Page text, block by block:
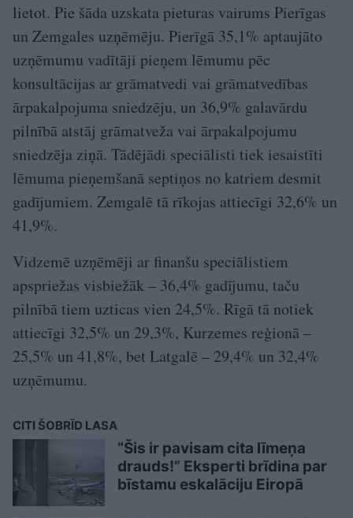
lietot. Pie šāda uzskata pieturas vairums Pierīgas
un Zemgales uzņēmēju. Pierīgā 35,1% aptaujāto
uzņēmumu vadītāji pieņem lēmumu pēc
konsultācijas ar grāmatvedi vai grāmatvedības
ārpakalpojuma sniedzēju, un 36,9% galavārdu
pilnībā atstāj grāmatveža vai ārpakalpojumu
sniedzēja ziņā. Tādējādi speciālisti tiek iesaistīti
lēmuma pieņemšanā septiņos no katriem desmit
gadījumiem. Zemgalē tā rīkojas attiecīgi 32,6% un
41,9%.
Vidzemē uzņēmēji ar finanšu speciālistiem
apspriežas visbiežāk – 36,4% gadījumu, taču
pilnībā tiem uzticas vien 24,5%. Rīgā tā notiek
attiecīgi 32,5% un 29,3%, Kurzemes reģionā –
25,5% un 41,8%, bet Latgalē – 29,4% un 32,4%
uzņēmumu.
CITI ŠOBRĪD LASA
“Šis ir pavisam cita līmeņa
drauds!” Eksperti brīdina par
bīstamu eskalāciju Eiropā